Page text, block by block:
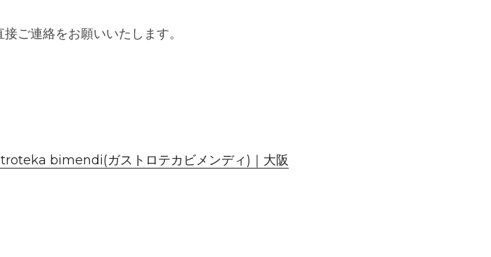
ご連絡をお願いいたします。
bimendi(ガストロテカビメンディ)｜大阪